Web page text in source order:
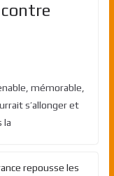
mémorable,
s’allonger et
la
repousse les